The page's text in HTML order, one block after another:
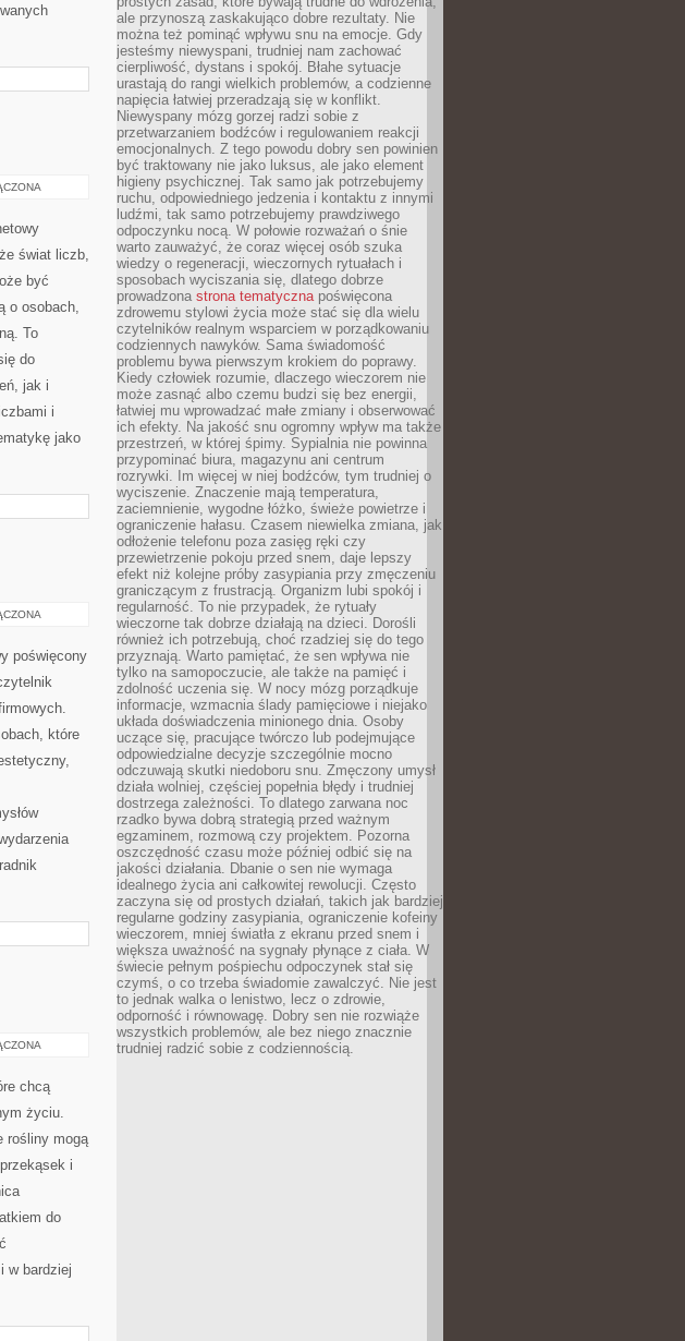
świat liczb,
być
o osobach,
To
do
jak i
i
jako
poświęcony
które
chcą
życiu.
rośliny mogą
i
do
w bardziej
ale przynoszą zaskakująco dobre rezultaty. Nie
można też pominąć wpływu snu na emocje. Gdy
jesteśmy niewyspani, trudniej nam zachować
cierpliwość, dystans i spokój. Błahe sytuacje
urastają do rangi wielkich problemów, a codzienne
napięcia łatwiej przeradzają się w konflikt.
Niewyspany mózg gorzej radzi sobie z
przetwarzaniem bodźców i regulowaniem reakcji
emocjonalnych. Z tego powodu dobry sen powinien
być traktowany nie jako luksus, ale jako element
higieny psychicznej. Tak samo jak potrzebujemy
ruchu, odpowiedniego jedzenia i kontaktu z innymi
ludźmi, tak samo potrzebujemy prawdziwego
odpoczynku nocą. W połowie rozważań o śnie
warto zauważyć, że coraz więcej osób szuka
wiedzy o regeneracji, wieczornych rytuałach i
sposobach wyciszania się, dlatego dobrze
prowadzona strona tematycznapoświęcona
zdrowemu stylowi życia może stać się dla wielu
czytelników realnym wsparciem w porządkowaniu
codziennych nawyków. Sama świadomość
problemu bywa pierwszym krokiem do poprawy.
Kiedy człowiek rozumie, dlaczego wieczorem nie
może zasnąć albo czemu budzi się bez energii,
łatwiej mu wprowadzać małe zmiany i obserwować
ich efekty. Na jakość snu ogromny wpływ ma także
przestrzeń, w której śpimy. Sypialnia nie powinna
przypominać biura, magazynu ani centrum
rozrywki. Im więcej w niej bodźców, tym trudniej o
wyciszenie. Znaczenie mają temperatura,
zaciemnienie, wygodne łóżko, świeże powietrze i
ograniczenie hałasu. Czasem niewielka zmiana, jak
odłożenie telefonu poza zasięg ręki czy
przewietrzenie pokoju przed snem, daje lepszy
efekt niż kolejne próby zasypiania przy zmęczeniu
graniczącym z frustracją. Organizm lubi spokój i
regularność. To nie przypadek, że rytuały
wieczorne tak dobrze działają na dzieci. Dorośli
również ich potrzebują, choć rzadziej się do tego
przyznają. Warto pamiętać, że sen wpływa nie
tylko na samopoczucie, ale także na pamięć i
zdolność uczenia się. W nocy mózg porządkuje
informacje, wzmacnia ślady pamięciowe i niejako
układa doświadczenia minionego dnia. Osoby
uczące się, pracujące twórczo lub podejmujące
odpowiedzialne decyzje szczególnie mocno
odczuwają skutki niedoboru snu. Zmęczony umysł
działa wolniej, częściej popełnia błędy i trudniej
dostrzega zależności. To dlatego zarwana noc
rzadko bywa dobrą strategią przed ważnym
egzaminem, rozmową czy projektem. Pozorna
oszczędność czasu może później odbić się na
jakości działania. Dbanie o sen nie wymaga
idealnego życia ani całkowitej rewolucji. Często
zaczyna się od prostych działań, takich jak bardziej
regularne godziny zasypiania, ograniczenie kofeiny
wieczorem, mniej światła z ekranu przed snem i
większa uważność na sygnały płynące z ciała. W
świecie pełnym pośpiechu odpoczynek stał się
czymś, o co trzeba świadomie zawalczyć. Nie jest
to jednak walka o lenistwo, lecz o zdrowie,
odporność i równowagę. Dobry sen nie rozwiąże
wszystkich problemów, ale bez niego znacznie
trudniej radzić sobie z codziennością.